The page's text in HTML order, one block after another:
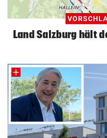
Land Salzburg hält